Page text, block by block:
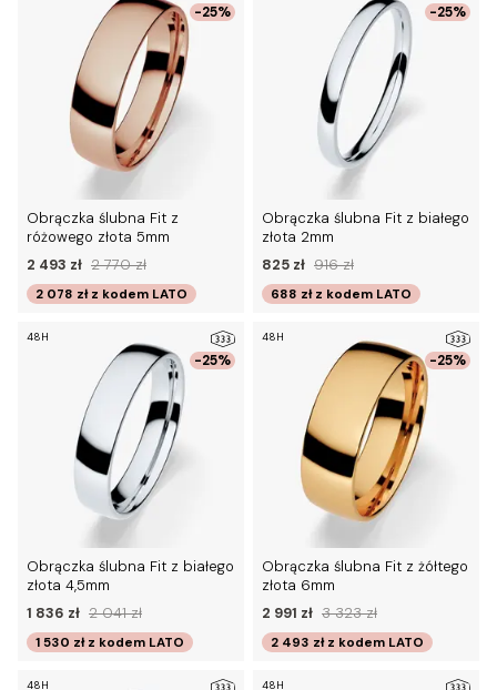
-25%
Obrączka ślubna Fit z
różowego złota 5mm
2 493 zł 2 770 zł
2 078 zł z kodem LATO
-25%
Obrączka ślubna Fit z białego
złota 2mm
825 zł 916 zł
688 zł z kodem LATO
-25%
48H
Obrączka ślubna Fit z białego
złota 4,5mm
1 836 zł 2 041 zł
1 530 zł z kodem LATO
-25%
48H
Obrączka ślubna Fit z żółtego
złota 6mm
2 991 zł 3 323 zł
2 493 zł z kodem LATO
48H 48H